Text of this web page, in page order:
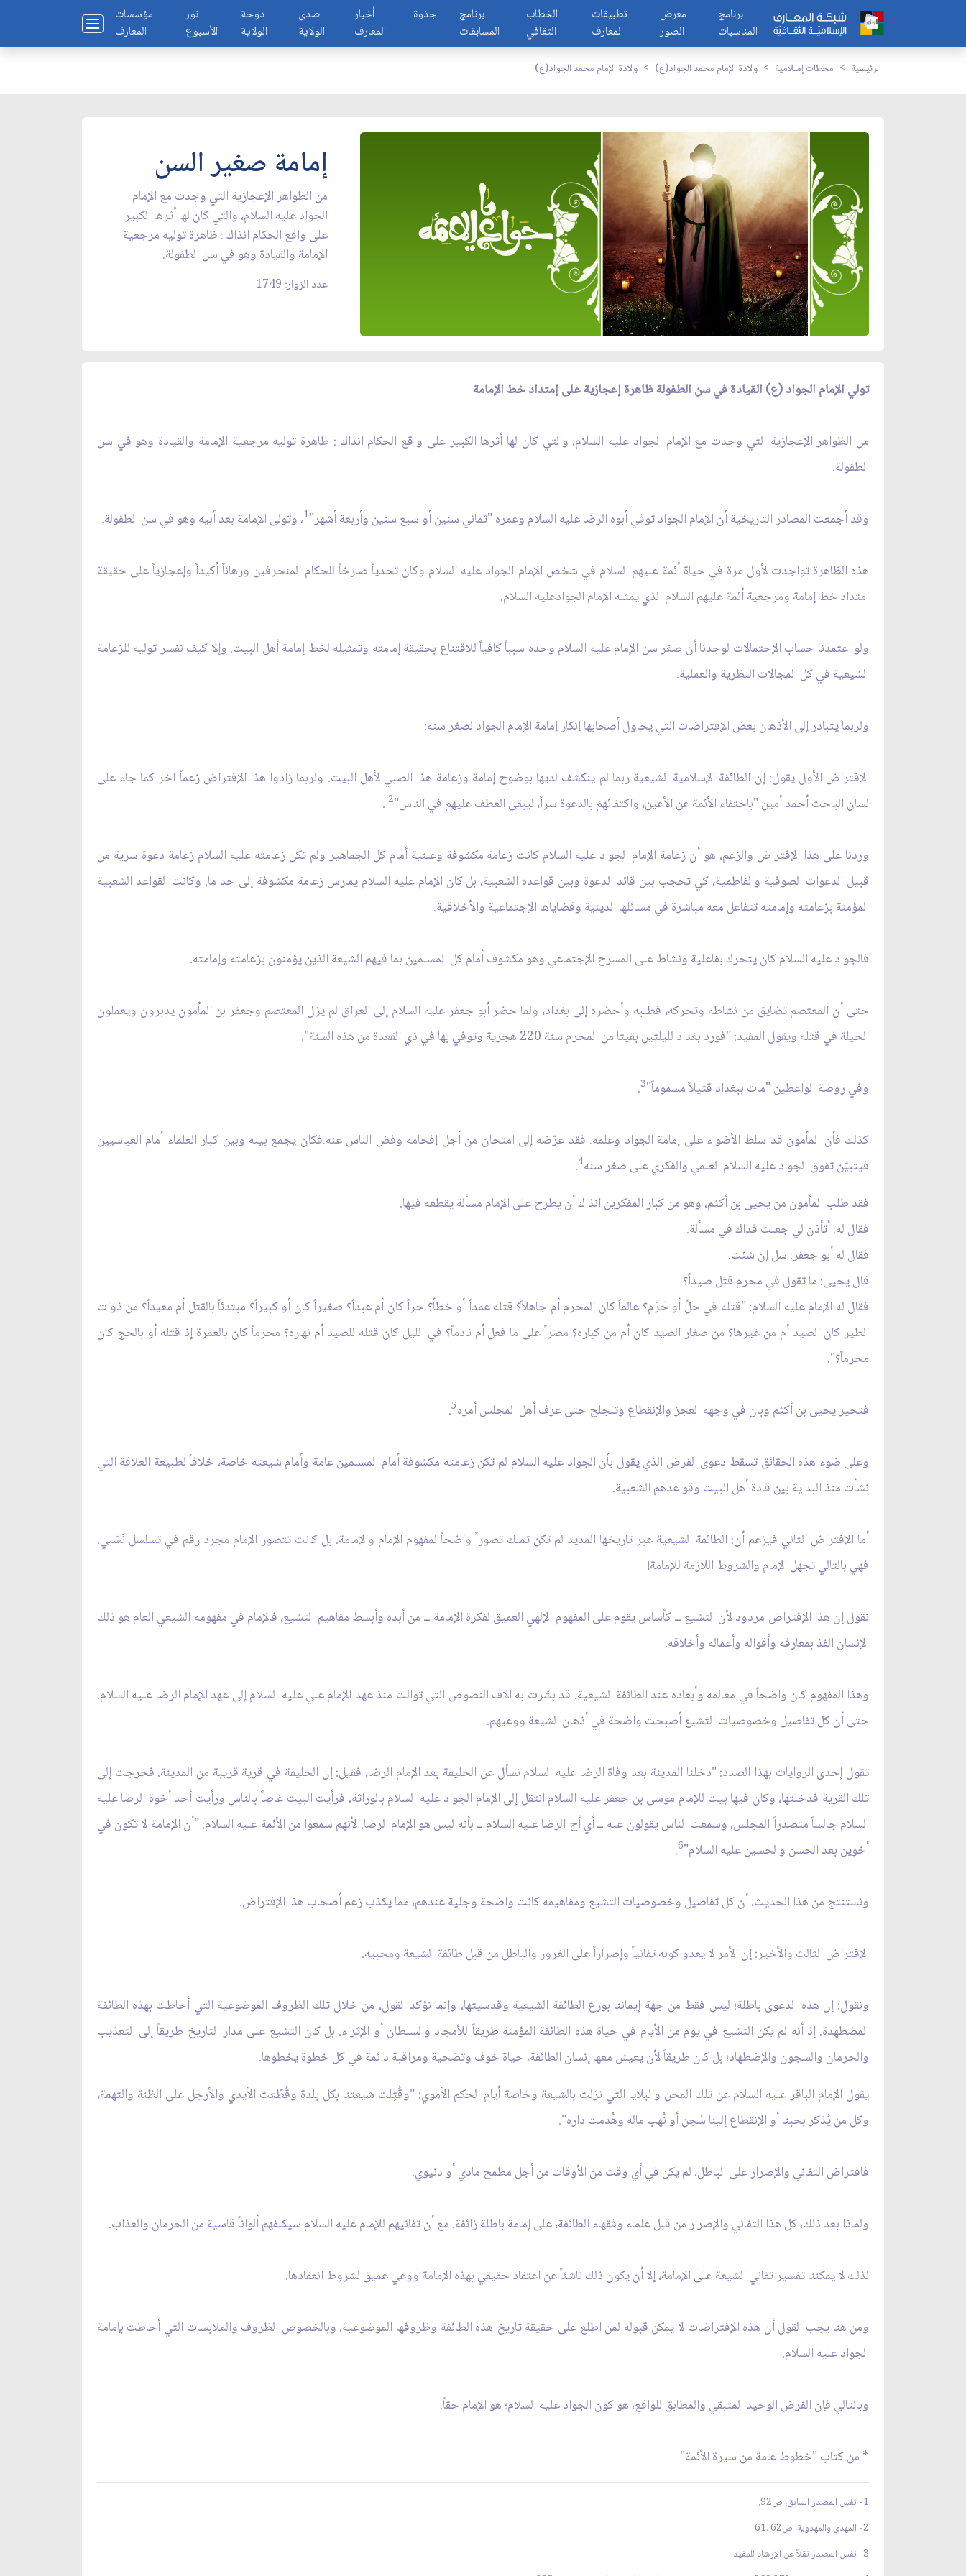
مؤسسات
المعارف
نور
الأسبوع
دوحة
الولاية
صدى
الولاية
أخبار
المعارف
جذوة
برنامج
المسابقات
الخطاب
الثقافي
تطبيقات
المعارف
معرض
الصور
برنامج
المناسبات
الرئيسية محطات إسلامية ولادة الإمام محمد الجواد(ع) ولادة الإمام محمد الجواد(ع)
إمامة صغير السن
من الظواهر الإعجازية التي وجدت مع الإمام
الجواد عليه السلام، والتي كان لها أثرها الكبير
على واقع الحكام انذاك : ظاهرة توليه مرجعية
الإمامة والقيادة وهو في سن الطفولة.
عدد الزوار: 1749
تولي الإمام الجواد (ع) القيادة في سن الطفولة ظاهرة إعجازية على إمتداد خط الإمامة
من الظواهر الإعجازية التي وجدت مع الإمام الجواد عليه السلام، والتي كان لها أثرها الكبير على واقع الحكام انذاك : ظاهرة توليه مرجعية الإمامة والقيادة وهو في سن
الطفولة.
وقد أجمعت المصادر التاريخية أن الإمام الجواد توفي أبوه الرضا عليه السلام وعمره "ثماني سنين أو سبع سنين وأربعة أشهر"1، وتولى الإمامة بعد أبيه وهو في سن الطفولة.
هذه الظاهرة تواجدت لأول مرة في حياة أئمة عليهم السلام في شخص الإمام الجواد عليه السلام وكان تحدياً صارخاً للحكام المنحرفين ورهاناً أكيداً وإعجازياً على حقيقة
امتداد خط إمامة ومرجعية أئمة عليهم السلام الذي يمثله الإمام الجوادعليه السلام.
ولو اعتمدنا حساب الإحتمالات لوجدنا أن صغر سن الإمام عليه السلام وحده سبباً كافياً للاقتناع بحقيقة إمامته وتمثيله لخط إمامة أهل البيت. وإلا كيف نفسر توليه للزعامة
الشيعية في كل المجالات النظرية والعملية.
ولربما يتبادر إلى الأذهان بعض الإفتراضات التي يحاول أصحابها إنكار إمامة الإمام الجواد لصغر سنه:
الإفتراض الأول يقول: إن الطائفة الإسلامية الشيعية ربما لم ينكشف لديها بوضوح إمامة وزعامة هذا الصبي لأهل البيت. ولربما زادوا هذا الإفتراض زعماً اخر كما جاء على
لسان الباحث أحمد أمين "باختفاء الأئمة عن الأعين، واكتفائهم بالدعوة سراً، ليبقى العطف عليهم في الناس"2
.
وردنا على هذا الإفتراض والزعم، هو أن زعامة الإمام الجواد عليه السلام كانت زعامة مكشوفة وعلنية أمام كل الجماهير ولم تكن زعامته عليه السلام زعامة دعوة سرية من
قبيل الدعوات الصوفية والفاطمية، كي تحجب بين قائد الدعوة وبين قواعده الشعبية، بل كان الإمام عليه السلام يمارس زعامة مكشوفة إلى حد ما. وكانت القواعد الشعبية
المؤمنة بزعامته وإمامته تتفاعل معه مباشرة في مسائلها الدينية وقضاياها الإجتماعية والأخلاقية.
فالجواد عليه السلام كان يتحرك بفاعلية ونشاط على المسرح الإجتماعي وهو مكشوف أمام كل المسلمين بما فيهم الشيعة الذين يؤمنون بزعامته وإمامته.
حتى أن المعتصم تضايق من نشاطه وتحركه، فطلبه وأحضره إلى بغداد، ولما حضر أبو جعفر عليه السلام إلى العراق لم يزل المعتصم وجعفر بن المأمون يدبرون ويعملون
الحيلة في قتله ويقول المفيد: "فورد بغداد لليلتين بقيتا من المحرم سنة 220 هجرية وتوفي بها في ذي القعدة من هذه السنة".
وفي روضة الواعظين "مات ببغداد قتيلاً مسموماً"3
.
كذلك فأن المأمون قد سلط الأضواء على إمامة الجواد وعلمه. فقد عرّضه إلى امتحان من أجل إفحامه وفض الناس عنه.فكان يجمع بينه وبين كبار العلماء أمام العباسيين
فيتبيّن تفوق الجواد عليه السلام العلمي والفكري على صغر سنه4
.
فقد طلب المأمون من يحيى بن أكثم، وهو من كبار المفكرين انذاك أن يطرح على الإمام مسألة يقطعه فيها.
فقال له: أتأذن لي جعلت فداك في مسألة.
فقال له أبو جعفر: سل إن شئت.
قال يحيى: ما تقول في محرم قتل صيداً؟
فقال له الإمام عليه السلام: "قتله في حلّ‏ٍ أو حَرَم؟ عالماً كان المحرم أم جاهلاً؟ قتله عمداً أو خطأ؟ حراً كان أم عبداً؟ صغيراً كان أو كبيراً؟ مبتدئاً بالقتل أم معيداً؟ من ذوات
الطير كان الصيد أم من غيرها؟ من صغار الصيد كان أم من كباره؟ مصراً على ما فعل أم نادماً؟ في الليل كان قتله للصيد أم نهاره؟ محرماً كان بالعمرة إذ قتله أو بالحج كان
محرماً؟".
فتحير يحيى بن أكثم وبان في وجهه العجز والإنقطاع وتلجلج حتى عرف أهل المجلس أمره5
.
وعلى ضوء هذه الحقائق تسقط دعوى الفرض الذي يقول بأن الجواد عليه السلام لم تكن زعامته مكشوفة أمام المسلمين عامة وأمام شيعته خاصة، خلافاً لطبيعة العلاقة التي
نشأت منذ البداية بين قادة أهل البيت وقواعدهم الشعبية.
أما الإفتراض الثاني فيزعم أن: الطائفة الشيعية عبر تاريخها المديد لم تكن تملك تصوراً واضحاً لمفهوم الإمام والإمامة. بل كانت تتصور الإمام مجرد رقم في تسلسل نَسَبي.
فهي بالتالي تجهل الإمام والشروط اللازمة للإمامة!
نقول إن هذا الإفتراض مردود لأن التشيع ــ كأساس يقوم على المفهوم الإلهي العميق لفكرة الإمامة ــ من أبده وأبسط مفاهيم التشيع، فالإمام في مفهومه الشيعي العام هو ذلك
الإنسان الفذ بمعارفه وأقواله وأعماله وأخلاقه.
وهذا المفهوم كان واضحاً في معالمه وأبعاده عند الطائفة الشيعية. قد بشّرت به الاف النصوص التي توالت منذ عهد الإمام علي عليه السلام إلى عهد الإمام الرضا عليه السلام.
حتى أن كل تفاصيل وخصوصيات التشيع أصبحت واضحة في أذهان الشيعة ووعيهم.
تقول إحدى الروايات بهذا الصدد: "دخلنا المدينة بعد وفاة الرضا عليه السلام نسأل عن الخليفة بعد الإمام الرضا، فقيل: إن الخليفة في قرية قريبة من المدينة. فخرجت إلى
تلك القرية فدخلتها، وكان فيها بيت للإمام موسى بن جعفر عليه السلام انتقل إلى الإمام الجواد عليه السلام بالوراثة، فرأيت البيت غاصاً بالناس ورأيت أحد أخوة الرضا عليه
السلام جالساً متصدراً المجلس، وسمعت الناس يقولون عنه ــ أي أخ الرضا عليه السلام ــ بأنه ليس هو الإمام الرضا. لأنهم سمعوا من الأئمة عليه السلام: "أن الإمامة لا تكون في
أخوين بعد الحسن والحسين عليه السلام"6
.
ونستنتج من هذا الحديث، أن كل تفاصيل وخصوصيات التشيع ومفاهيمه كانت واضحة وجلية عندهم، مما يكذب زعم أصحاب هذا الإفتراض.
الإفتراض الثالث والأخير: إن الأمر لا يعدو كونه تفانياً وإصراراً على الغرور والباطل من قبل طائفة الشيعة ومحبيه.
ونقول: إن هذه الدعوى باطلة؛ ليس فقط من جهة إيماننا بورع الطائفة الشيعية وقدسيتها، وإنما نؤكد القول، من خلال تلك الظروف الموضوعية التي أحاطت بهذه الطائفة
المضطهدة. إذ أنه لم يكن التشيع في يوم من الأيام في حياة هذه الطائفة المؤمنة طريقاً للأمجاد والسلطان أو الإثراء. بل كان التشيع على مدار التاريخ طريقاً إلى التعذيب
والحرمان والسجون والإضطهاد؛ بل كان طريقاً لأن يعيش معها إنسان الطائفة، حياة خوف وتضحية ومراقبة دائمة في كل خطوة يخطوها.
يقول الإمام الباقر عليه السلام عن تلك المحن والبلايا التي نزلت بالشيعة وخاصة أيام الحكم الأموي: "وقُتِلت شيعتنا بكل بلدة وقُطّعت الأيدي والأرجل على الظنة والتهمة،
وكل من يُذكر بحبنا أو الإنقطاع إلينا سُجن أو نُهب ماله وهُدمت داره".
فافتراض التفاني والإصرار على الباطل، لم يكن في أي وقت من الأوقات من أجل مطمح مادي أو دنيوي.
ولماذا بعد ذلك، كل هذا التفاني والإصرار من قبل علماء وفقهاء الطائفة، على إمامة باطلة زائفة. مع أن تفانيهم للإمام عليه السلام سيكلفهم ألواناً قاسية من الحرمان والعذاب.
لذلك لا يمكننا تفسير تفاني الشيعة على الإمامة، إلا أن يكون ذلك ناشئاً عن اعتقاد حقيقي بهذه الإمامة ووعي عميق لشروط انعقادها.
ومن هنا يجب القول أن هذه الإفتراضات لا يمكن قبوله لمن اطلع على حقيقة تاريخ هذه الطائفة وظروفها الموضوعية، وبالخصوص الظروف والملابسات التي أحاطت بإمامة
الجواد عليه السلام.
وبالتالي فإن الفرض الوحيد المتبقي والمطابق للواقع، هو كون الجواد عليه السلام؛ هو الإمام حقاً.
* من كتاب "خطوط عامة من سيرة الأئمة"
1- نفس المصدر السابق، ص‏92.
2- المهدي والمهدوية، ص‏62 ،61
3- نفس المصدر نقلاً عن الإرشاد للمفيد.